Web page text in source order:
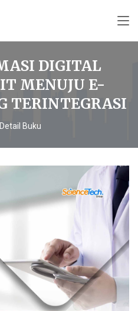
DIGITAL
MENUJU E-
TERINTEGRASI
Detail Buku